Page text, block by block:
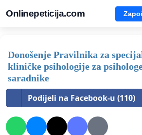
Onlinepeticija.com
Donošenje Pravilnika za
kliničke psihologije za
saradnike
Podijeli na Facebook-u (110)